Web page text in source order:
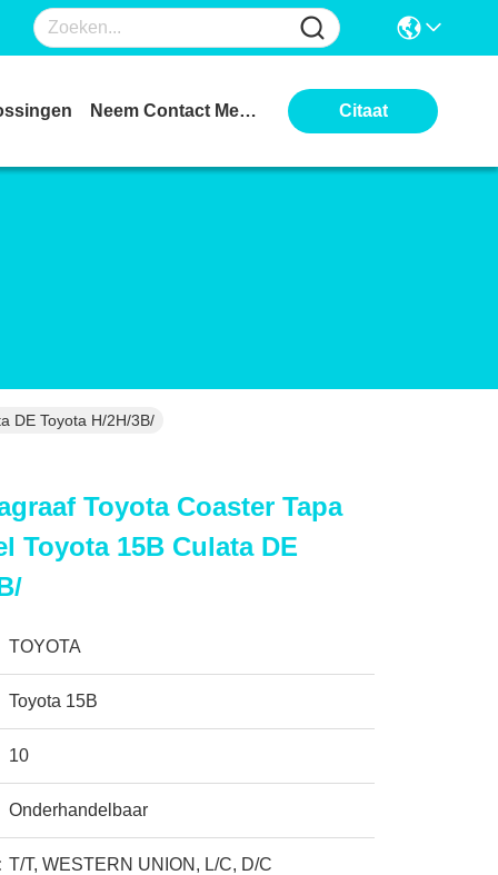
Neem Contact Met Ons Op Citaat
DE Toyota H/2H/3B/
Toyota Coaster Tapa
Toyota 15B Culata DE
TOYOTA
Toyota 15B
10
Onderhandelbaar
T/T, WESTERN UNION, L/C, D/C